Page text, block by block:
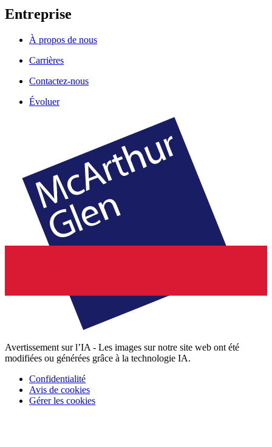
Entreprise
À propos de nous
Carrières
Contactez-nous
Évoluer
Avertissement sur l’IA - Les images sur notre site web ont été
modifiées ou générées grâce à la technologie IA.
Confidentialité
Avis de cookies
Gérer les cookies